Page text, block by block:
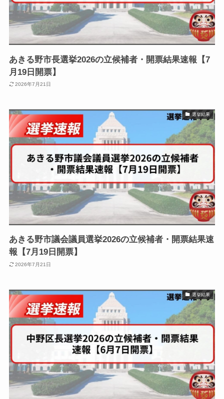
あきる野市長選挙2026の立候補者・開票結果速報【7
月19日開票】
2026年7月21日
選挙結果
あきる野市議会議員選挙2026の立候補者・開票結果速
報【7月19日開票】
2026年7月21日
選挙結果